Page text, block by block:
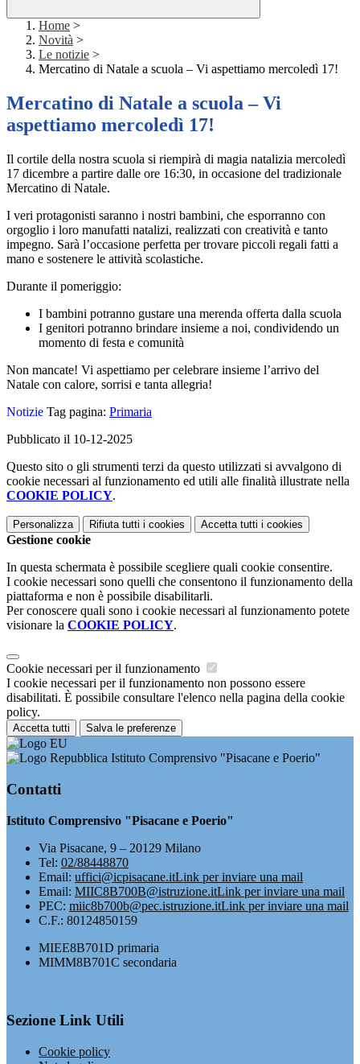
Home >
Novità >
Le notizie >
Mercatino di Natale a scuola – Vi aspettiamo mercoledì 17!
Mercatino di Natale a scuola – Vi
aspettiamo mercoledì 17!
Il cortile della nostra scuola si riempirà di magia natalizia mercoledì
17 dicembre a partire dalle ore 16:30, in occasione del tradizionale
Mercatino di Natale.
I veri protagonisti saranno i nostri bambini, che esporranno con
orgoglio i loro manufatti natalizi, realizzati con creatività e tanto
impegno. Sarà l’occasione perfetta per trovare piccoli regali fatti a
mano e sostenere le attività scolastiche.
Durante il pomeriggio:
I bambini potranno gustare una merenda offerta dalla scuola
I genitori potranno brindare insieme a noi, condividendo un
momento di festa e comunità
Non mancate! Vi aspettiamo per celebrare insieme l’arrivo del
Natale con calore, sorrisi e tanta allegria!
Notizie Tag pagina: Primaria
Pubblicato il 10-12-2025
Questo sito o gli strumenti terzi da questo utilizzati si avvalgono di
cookie necessari al funzionamento ed utili alle finalità illustrate nella
COOKIE POLICY.
Personalizza Rifiuta tutti i cookies Accetta tutti i cookies
Gestione cookie
In questa schermata è possibile scegliere quali cookie consentire.
I cookie necessari sono quelli che consentono il funzionamento della
piattaforma e non è possibile disabilitarli.
Per conoscere quali sono i cookie necessari al funzionamento potete
visionare la COOKIE POLICY.
Cookie necessari per il funzionamento
I cookie necessari per il funzionamento non possono essere
disabilitati. È possibile consultare l'elenco nella pagina della cookie
policy.
Accetta tutti Salva le preferenze
Istituto Comprensivo "Pisacane e Poerio"
Contatti
Istituto Comprensivo "Pisacane e Poerio"
Via Pisacane, 9 – 20129 Milano
Tel: 02/88448870
Email: uffici@icpisacane.itLink per inviare una mail
Email: MIIC8B700B@istruzione.itLink per inviare una mail
PEC: miic8b700b@pec.istruzione.itLink per inviare una mail
C.F.: 80124850159
MIEE8B701D primaria
MIMM8B701C secondaria
Sezione Link Utili
Cookie policy